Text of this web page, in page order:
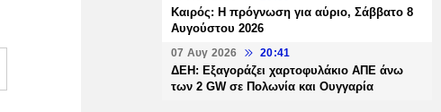
Καιρός: Η πρόγνωση για αύριο, Σάββατο 8
Αυγούστου 2026
07 Αυγ 2026 20:41
ΔΕΗ: Εξαγοράζει χαρτοφυλάκιο ΑΠΕ άνω
των 2 GW σε Πολωνία και Ουγγαρία